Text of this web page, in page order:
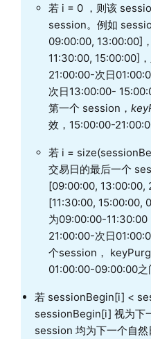
若 i = 0 ，则该
session。例如
09:00:00, 13:00:00]
11:30:00, 15:00:00]
21:00:00-次日
次日13:00:00-
第一个 session，
效，15:00:00-
若 i =
交易日的最后一个
[09:00:00, 13:00:00,
[11:30:00, 15:00:00,
为09:00:00-11:30:00
21:00:00-次日
个session，
01:00:00-09:00:00之
若 sessionBegin[i] <
sessionBegin[i] 视为下
session 均为下一个自